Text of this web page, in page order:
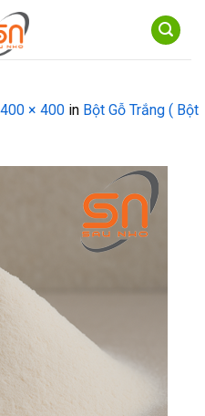
400 × 400 in Bột Gỗ Trắng ( Bột